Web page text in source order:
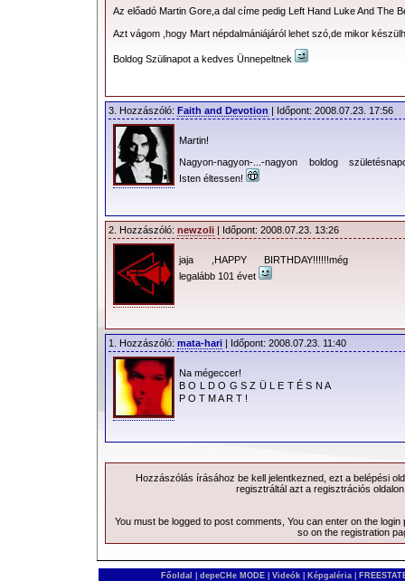
Az előadó Martin Gore,a dal címe pedig Left Hand Luke And The
Azt vágom ,hogy Mart népdalmániájáról lehet szó,de mikor
Boldog Szülinapot a kedves Ünnepeltnek
3. Hozzászóló: Faith and Devotion | Időpont: 2008.07.23. 17:56
Martin!
Nagyon-nagyon-...-nagyon boldog
Isten éltessen!
2. Hozzászóló: newzoli | Időpont: 2008.07.23. 13:26
jaja ,HAPPY BIRTHDAY!!!!!!még
legalább 101 évet
1. Hozzászóló: mata-hari | Időpont: 2008.07.23. 11:40
Na mégeccer!
B O L D O G S Z Ü L E T É S N A
P O T M A R T !
Hozzászólás írásához be kell jelentkezned, ezt a belépési
regisztráltál azt a regisztrációs
You must be logged to post comments, You can enter on the login
so on the registration
Főoldal depeCHe MODE Videók Képgaléria